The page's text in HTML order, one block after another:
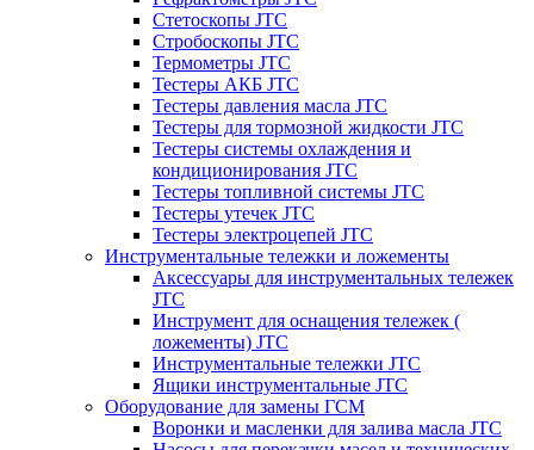
Стетоскопы JTC
Стробоскопы JTC
Термометры JTC
Тестеры АКБ JTC
Тестеры давления масла JTC
Тестеры для тормозной жидкости JTC
Тестеры системы охлаждения и
кондиционирования JTC
Тестеры топливной системы JTC
Тестеры утечек JTC
Тестеры электроцепей JTC
Инструментальные тележки и ложементы
Аксессуары для инструментальных тележек
JTC
Инструмент для оснащения тележек (
ложементы) JTC
Инструментальные тележки JTC
Ящики инструментальные JTC
Оборудование для замены ГСМ
Воронки и масленки для залива масла JTC